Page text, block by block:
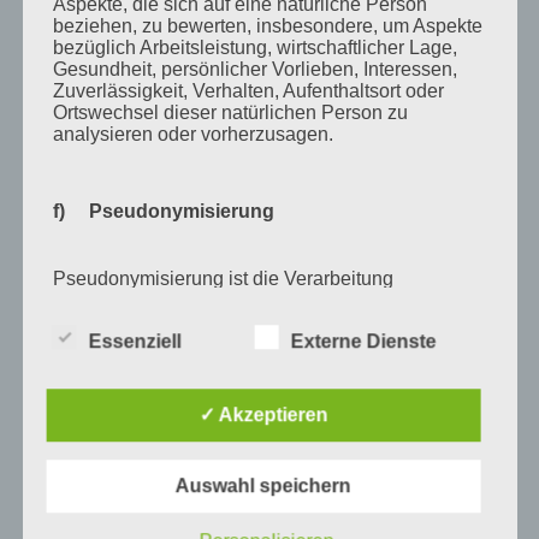
Juni 2014
Januar 2014
August 2013
Juni 2013
April 2013
Juni 2012
Aspekte, die sich auf eine natürliche Person
beziehen, zu bewerten, insbesondere, um Aspekte
bezüglich Arbeitsleistung, wirtschaftlicher Lage,
Gesundheit, persönlicher Vorlieben, Interessen,
Zuverlässigkeit, Verhalten, Aufenthaltsort oder
Ortswechsel dieser natürlichen Person zu
analysieren oder vorherzusagen.
f) Pseudonymisierung
Pseudonymisierung ist die Verarbeitung
Hinzuziehung zusätzlicher Informationen nicht
zugeordnet werden können, sofern diese
zusätzlichen Informationen gesondert aufbewahrt
werden und technischen und organisatorischen
die personenbezogenen Daten nicht einer
identifizierten oder identifizierbaren natürlichen
Essenziell Externe Dienste
✓ Akzeptieren
Auswahl speichern